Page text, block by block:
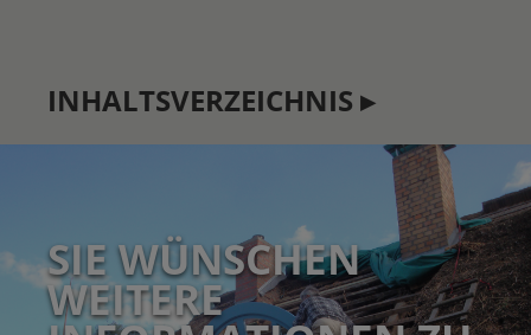
INHALTSVERZEICHNIS ▸
SIE WÜNSCHEN
WEITERE